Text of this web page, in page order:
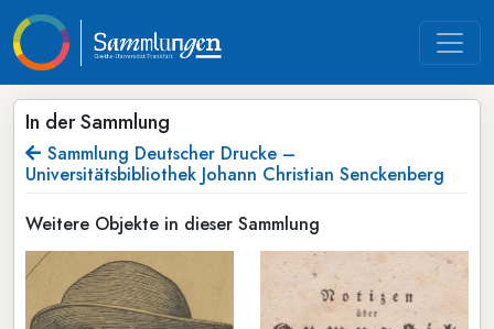
In der Sammlung
Sammlung Deutscher Drucke –
Universitätsbibliothek Johann Christian Senckenberg
Weitere Objekte in dieser Sammlung